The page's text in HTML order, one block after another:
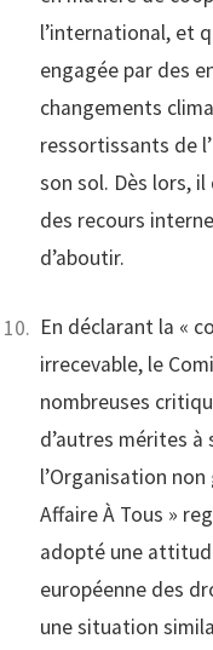
l’international, et
engagée par des
changements
ressortissants de
son sol. Dès lors,
des recours
d’aboutir.
En déclarant la «
irrecevable, le
nombreuses
d’autres mérites
l’Organisation
Affaire À Tous »
adopté une
européenne des
une situation